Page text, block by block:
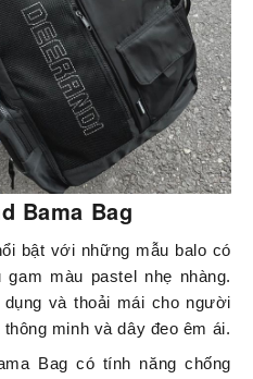
Bama Bag
bật với những mẫu balo có
màu pastel nhẹ nhàng.
và thoải mái cho người
minh và dây đeo êm ái.
Bag có tính năng chống